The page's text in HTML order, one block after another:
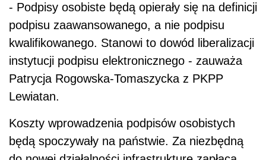
- Podpisy osobiste będą opierały się na definicji
podpisu zaawansowanego, a nie podpisu
kwalifikowanego. Stanowi to dowód liberalizacji
instytucji podpisu elektronicznego - zauważa
Patrycja Rogowska-Tomaszycka z PKPP
Lewiatan.
Koszty wprowadzenia podpisów osobistych
będą spoczywały na państwie. Za niezbędną